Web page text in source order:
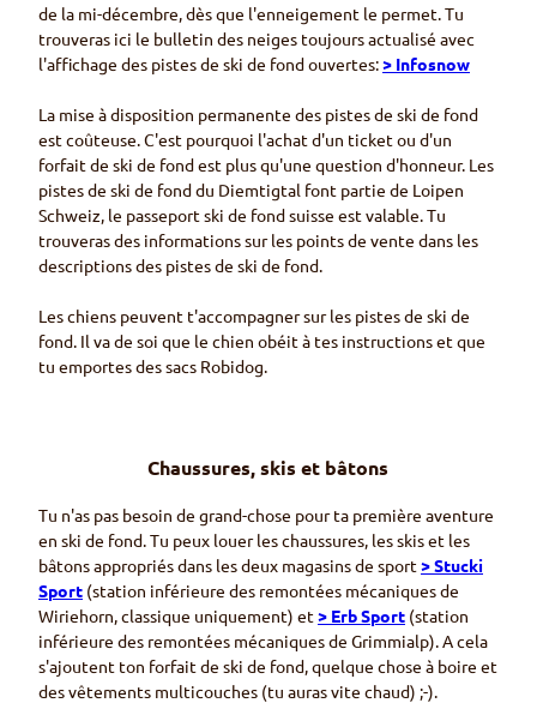
de la mi-décembre, dès que l'enneigement le permet. Tu
trouveras ici le bulletin des neiges toujours actualisé avec
l'affichage des pistes de ski de fond ouvertes:> Infosnow
La mise à disposition permanente des pistes de ski de fond
est coûteuse. C'est pourquoi l'achat d'un ticket ou d'un
forfait de ski de fond est plus qu'une question d'honneur. Les
pistes de ski de fond du Diemtigtal font partie de Loipen
Schweiz, le passeport ski de fond suisse est valable. Tu
trouveras des informations sur les points de vente dans les
descriptions des pistes de ski de fond.
Les chiens peuvent t'accompagner sur les pistes de ski de
fond. Il va de soi que le chien obéit à tes instructions et que
tu emportes des sacs Robidog.
Chaussures, skis et bâtons
Tu n'as pas besoin de grand-chose pour ta première aventure
en ski de fond. Tu peux louer les chaussures, les skis et les
bâtons appropriés dans les deux magasins de sport>Stucki
Sport (station inférieure des remontées mécaniques de
Wiriehorn, classique uniquement) et> Erb Sport (station
inférieure des remontées mécaniques de Grimmialp). A cela
s'ajoutent ton forfait de ski de fond, quelque chose à boire et
des vêtements multicouches (tu auras vite chaud) ;-).